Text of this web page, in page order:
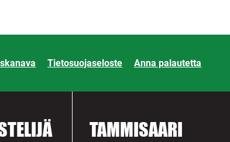
Tietosuojaseloste Anna palautetta
TAMMISAARI